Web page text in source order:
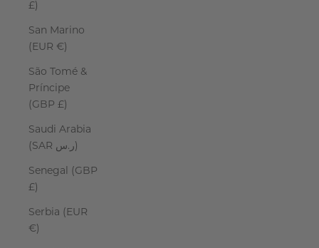
£)
San Marino
(EUR €)
São Tomé &
Príncipe
(GBP £)
Saudi Arabia
(SAR ر.س)
Senegal (GBP
£)
Serbia (EUR
€)